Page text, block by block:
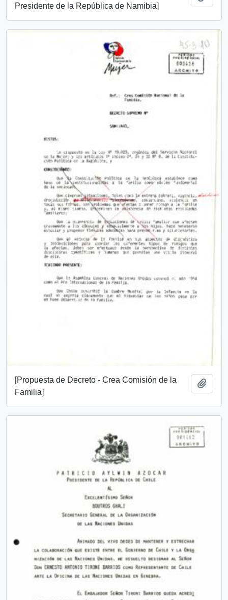
Presidente de la República de Namibia]
[Propuesta de Decreto - Crea Comisión de la
Familia]